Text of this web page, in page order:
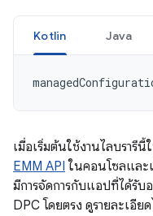
Kotlin Java
เมื่อเริ่มต้นใช้งานไลบรารี
EMM API ในคอนโซลและ
มีการจัดการกับแอปที่ได้รับ
DPC โดยตรง ดูรายละเอีย